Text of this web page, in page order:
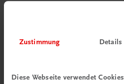
Zustimmung Details
Diese Webseite verwendet Cookies
Videos mit